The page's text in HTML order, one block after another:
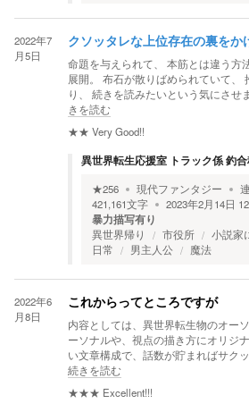
2022年7
月5日
クソッタレな上位存在の裏をか
命題を与えられて、 本筋とは違う方
展開。 布石が散りばめられていて、
り、 続きを読みたいという気にさせ
きを読む
★★ Very Good!!
異世界転生応援室 トラック係 釣
★256 現代ファンタジー
421,161文字 2023年2月14日
暴力描写有り
異世界帰り 市役所
小説家
日常
男主人公 魔法
2022年6
月8日
これからってところですが
内容としては、異世界転生物のオー
ーソナルや、視点の描き方にオリジ
い文章構成で、話数が貯まればサク
続きを読む
★★★ Excellent!!!